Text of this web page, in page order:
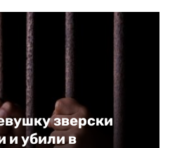
зверски
и убили в